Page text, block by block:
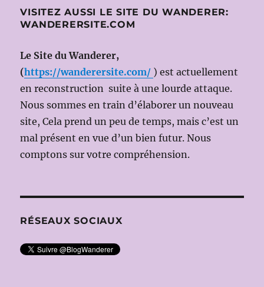
VISITEZ AUSSI LE SITE DU WANDERER:
WANDERERSITE.COM
Le Site du Wanderer,
(https://wanderersite.com/ ) est actuellement
en reconstruction suite à une lourde attaque.
Nous sommes en train d’élaborer un nouveau
site, Cela prend un peu de temps, mais c’est un
mal présent en vue d’un bien futur. Nous
comptons sur votre compréhension.
RÉSEAUX SOCIAUX